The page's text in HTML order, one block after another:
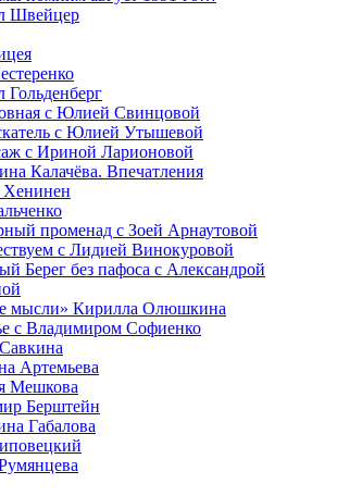
Швейцер
с Юлией Свинцовой
с Юлией Утышевой
с Ириной Ларионовой
Калачёва. Впечатления
Хенинен
променад с Зоей Арнаутовой
с Лидией Винокуровой
Берег без пафоса с Александрой
мысли» Кирилла Олюшкина
с Владимиром Софиенко
Артемьева
Мешкова
Берштейн
Габалова